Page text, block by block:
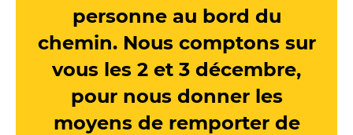
personne au bord du
chemin. Nous comptons sur
vous les 2 et 3 décembre,
pour nous donner les
moyens de remporter de